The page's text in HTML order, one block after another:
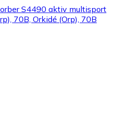
S4490 aktiv multisport
70B, Orkidé (Orp), 70B